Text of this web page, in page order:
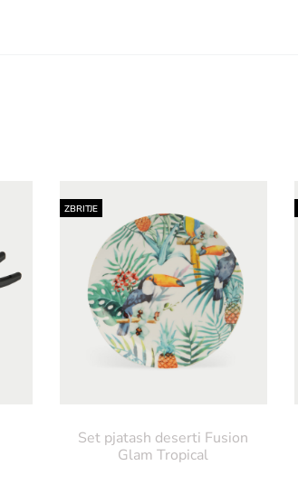
ZBRITJE
Set pjatash deserti Fusion
Glam Tropical